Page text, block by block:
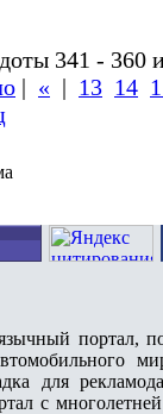
341 - 360
| « | 13 14
портал,
для
с